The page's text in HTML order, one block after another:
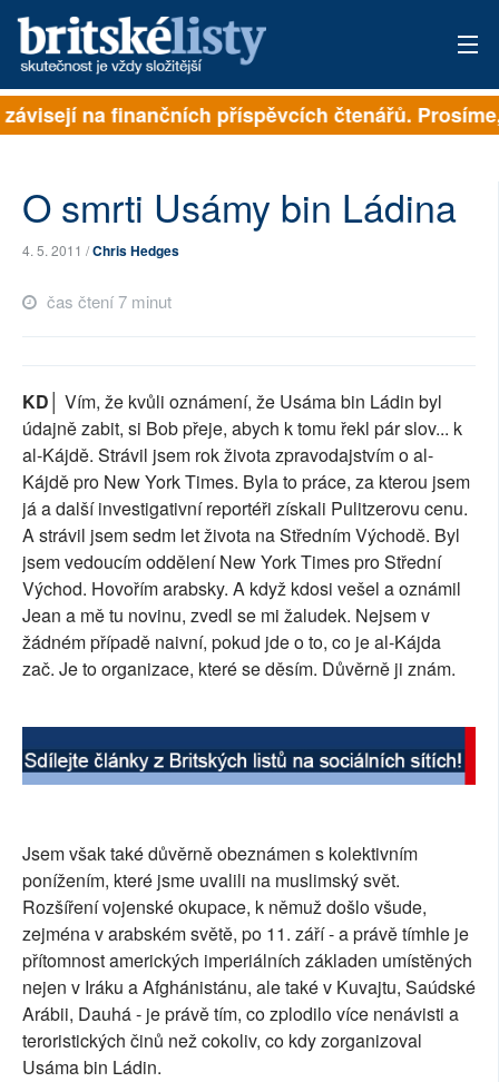
PŘIHLÁSIT
ARCHIV
AUTOŘI
PŘÍSPĚVKY NA PROVOZ
SOCIÁLNÍ SÍTĚ
RUBRIKY
PLNÁ VERZE STRÁNEK
na finančních příspěvcích čtenářů.
O smrti Usámy bin Ládina
4. 5. 2011 /Chris Hedges
čas čtení 7 minut
KD│
Vím, že kvůli oznámení, že Usáma bin Ládin byl
údajně zabit, si Bob přeje, abych k tomu řekl pár slov... k
al-Kájdě. Strávil jsem rok života zpravodajstvím o al-
Kájdě pro New York Times. Byla to práce, za kterou jsem
já a další investigativní reportéři získali Pulitzerovu cenu.
A strávil jsem sedm let života na Středním Východě. Byl
jsem vedoucím oddělení New York Times pro Střední
Východ. Hovořím arabsky. A když kdosi vešel a oznámil
Jean a mě tu novinu, zvedl se mi žaludek. Nejsem v
žádném případě naivní, pokud jde o to, co je al-Kájda
zač. Je to organizace, které se děsím. Důvěrně ji znám.
Jsem však také důvěrně obeznámen s kolektivním
ponížením, které jsme uvalili na muslimský svět.
Rozšíření vojenské okupace, k němuž došlo všude,
zejména v arabském světě, po 11. září - a právě tímhle je
přítomnost amerických imperiálních základen umístěných
nejen v Iráku a Afghánistánu, ale také v Kuvajtu, Saúdské
Arábii, Dauhá - je právě tím, co zplodilo více nenávisti a
teroristických činů než cokoliv, co kdy zorganizoval
Usáma bin Ládin.